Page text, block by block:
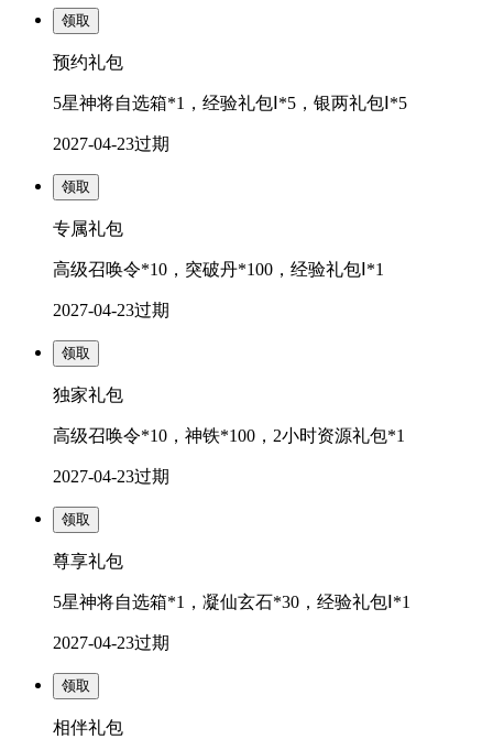
领取
预约礼包
5星神将自选箱*1，经验礼包Ⅰ*5，银两礼包Ⅰ*5
2027-04-23过期
领取
专属礼包
高级召唤令*10，突破丹*100，经验礼包Ⅰ*1
2027-04-23过期
领取
独家礼包
高级召唤令*10，神铁*100，2小时资源礼包*1
2027-04-23过期
领取
尊享礼包
5星神将自选箱*1，凝仙玄石*30，经验礼包Ⅰ*1
2027-04-23过期
领取
相伴礼包